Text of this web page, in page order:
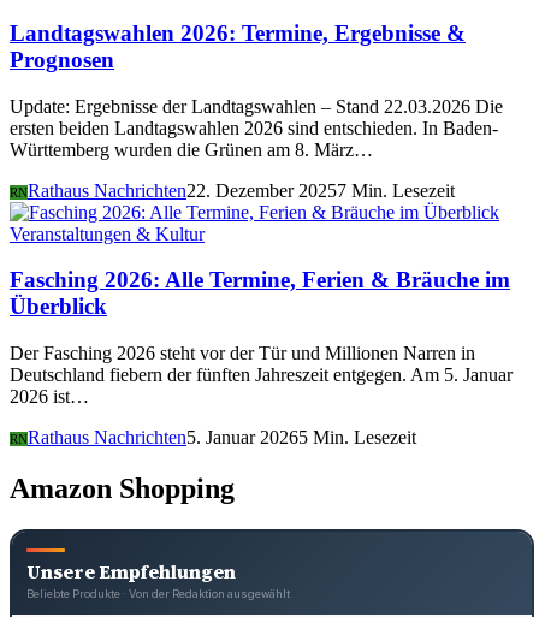
Landtagswahlen 2026: Termine, Ergebnisse &
Prognosen
Update: Ergebnisse der Landtagswahlen – Stand 22.03.2026 Die
ersten beiden Landtagswahlen 2026 sind entschieden. In Baden-
Württemberg wurden die Grünen am 8. März…
RNRathaus Nachrichten22. Dezember 20257 Min. Lesezeit
Veranstaltungen & Kultur
Fasching 2026: Alle Termine, Ferien & Bräuche im
Überblick
Der Fasching 2026 steht vor der Tür und Millionen Narren in
Deutschland fiebern der fünften Jahreszeit entgegen. Am 5. Januar
2026 ist…
RNRathaus Nachrichten5. Januar 20265 Min. Lesezeit
Amazon Shopping
Unsere Empfehlungen
Beliebte Produkte · Von der Redaktion ausgewählt